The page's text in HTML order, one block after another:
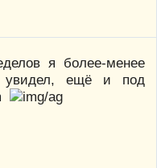
я более-менее
увидел, ещё и под